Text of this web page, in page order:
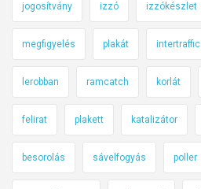
jogosítvány izzó izzókészlet
megfigyelés plakát intertraffic
lerobban ramcatch korlát
felirat plakett katalizátor
besorolás sávelfogyás poller